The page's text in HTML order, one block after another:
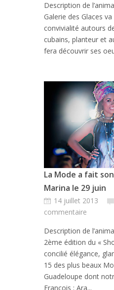
Description de
Galerie des Glaces
convivialité autours
cubains, planteur et
fera découvrir ses
La Mode a fait
Marina le 29 juin
14 juillet 2013
commentaire
Description de
2ème édition du «
concilié élégance,
15 des plus beaux
Guadeloupe dont
François : Ara...